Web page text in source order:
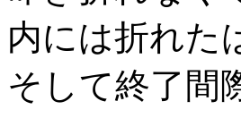
内には折れた
そして終了間